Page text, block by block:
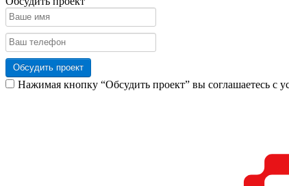
Обсудить проект
Нажимая кнопку “Обсудить проект” вы соглашаетесь с